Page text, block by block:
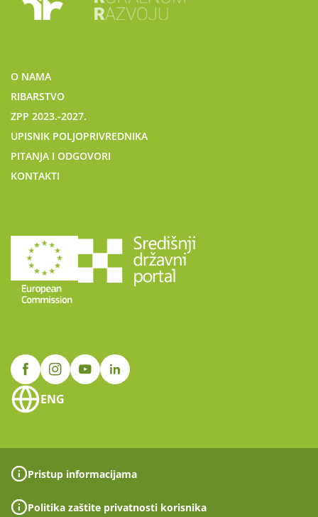
O NAMA
RIBARSTVO
ZPP 2023.-2027.
UPISNIK POLJOPRIVREDNIKA
PITANJA I ODGOVORI
KONTAKTI
ENG
Pristup informacijama
Politika zaštite privatnosti korisnika